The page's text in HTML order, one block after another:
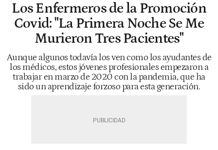
Los Enfermeros de la Promoción
Covid: "La Primera Noche Se Me
Murieron Tres Pacientes"
Aunque algunos todavía los ven como los ayudantes de
los médicos, estos jóvenes profesionales empezaron a
trabajar en marzo de 2020 con la pandemia, que ha
sido un aprendizaje forzoso para esta generación.